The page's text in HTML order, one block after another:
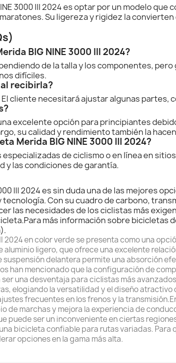
3000 III 2024 es optar por un modelo
Su ligereza y rigidez la
BIG NINE 3000 III 2024?
de la talla y los componentes,
difíciles.
recibirla?
cliente necesitará ajustar algunas partes,
una excelente opción para principiantes
su calidad y rendimiento también la
Merida BIG NINE 3000 III 2024?
de ciclismo o en línea en
y las condiciones de garantía.
III 2024 es sin duda una de las mejores
Con su cuadro de carbono,
las necesidades de los ciclistas más
más información sobre bicicletas
2024 en color verde se presenta como una
aluminio ligero, que ofrece una excelente
delantera permite una absorción
han mencionado que la configuración de
una desventaja para ciclistas más
elogiando la versatilidad y el diseño
frecuentes en los frenos y la
de marchas y mejora la experiencia de
ser un inconveniente en ciertas
bicicleta confiable para rutas variadas. Para
opciones en la gama más alta.